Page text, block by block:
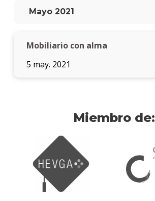
Mayo 2021
Mobiliario con alma
5 may. 2021
Miembro de: